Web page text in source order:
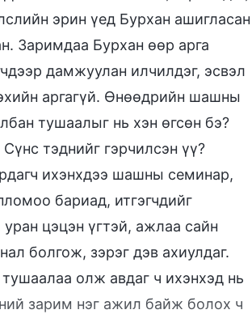
эрин үед Бурхан ашигласан
Заримдаа Бурхан өөр арга
дамжуулан илчилдэг, эсвэл
аргагүй. Өнөөдрийн шашны
тушаалыг нь хэн өгсөн бэ?
тэднийг гэрчилсэн үү?
ихэнхдээ шашны семинар,
бариад, итгэгчдийг
цэцэн үгтэй, ажлаа сайн
болгож, зэрэг дэв ахиулдаг.
олж авдаг ч ихэнхэд нь
зарим нэг ажил байж болох ч